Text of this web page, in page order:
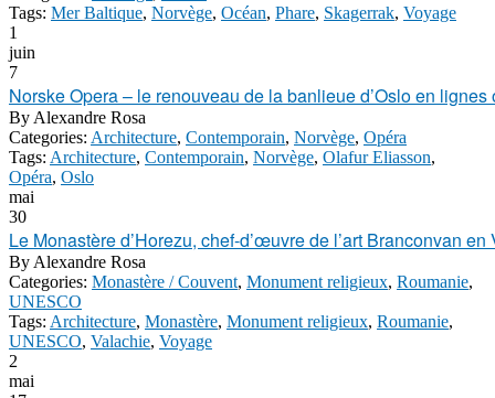
Tags: Mer Baltique, Norvège, Océan, Phare, Skagerrak, Voyage
1
juin
7
Norske Opera – le renouveau de la banlieue d’Oslo en lignes
By Alexandre Rosa
Categories: Architecture, Contemporain, Norvège, Opéra
Tags: Architecture, Contemporain, Norvège, Olafur Eliasson,
Opéra, Oslo
mai
30
Le Monastère d’Horezu, chef-d’œuvre de l’art Branconvan en
By Alexandre Rosa
Categories: Monastère / Couvent, Monument religieux, Roumanie,
UNESCO
Tags: Architecture, Monastère, Monument religieux, Roumanie,
UNESCO, Valachie, Voyage
2
mai